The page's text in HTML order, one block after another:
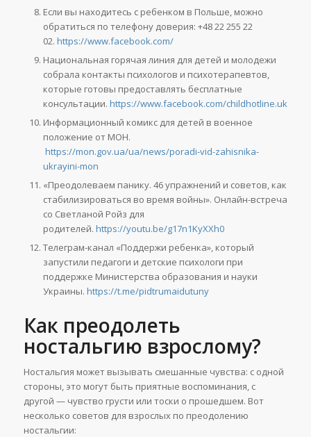
Если вы находитесь с ребенком в Польше, можно
обратиться по телефону доверия: +48 22 255 22
02. https://www.facebook.com/
Национальная горячая линия для детей и молодежи
собрала контакты психологов и психотерапевтов,
которые готовы предоставлять бесплатные
консультации. https://www.facebook.com/
Информационный комикс для детей в военное
положение от МОН.
https://mon.gov.ua/ua/news/poradi-vid-zahisnika-
ukrayini-mon
«Преодолеваем панику. 46 упражнений и советов, как
стабилизироваться во время войны». Онлайн-встреча
со Светланой Ройз для
родителей. https://youtu.be/g17n1KyXXh0
Телеграм-канал «Поддержи ребенка», который
запустили педагоги и детские психологи при
поддержке Министерства образования и науки
Украины. https://t.me/pidtrumaidutuny
Как преодолеть
ностальгию взрослому?
Ностальгия может вызывать смешанные чувства: с одной
стороны, это могут быть приятные воспоминания, с
другой — чувство грусти или тоски о прошедшем. Вот
несколько советов для взрослых по преодолению
ностальгии: